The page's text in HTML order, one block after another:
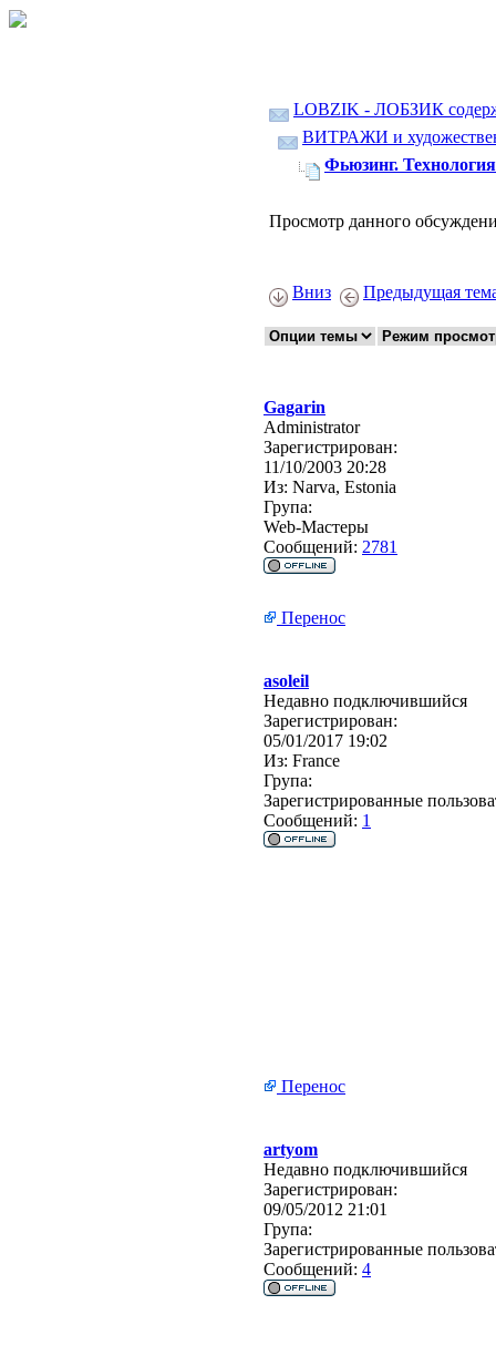
LOBZIK - ЛОБЗИК
ВИТРАЖИ и
Фьюзинг.
Просмотр данного
Вниз Предыдущая
Gagarin
Administrator
Зарегистрирован:
11/10/2003 20:28
Из: Narva, Estonia
Група:
Web-Мастеры
Сообщений: 2781
Перенос
asoleil
Недавно подключившийся
Зарегистрирован:
05/01/2017 19:02
Из: France
Група:
Зарегистрированные
Сообщений: 1
Перенос
artyom
Недавно подключившийся
Зарегистрирован:
09/05/2012 21:01
Група:
Зарегистрированные
Сообщений: 4